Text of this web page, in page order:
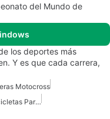
del Mundo de
los deportes más
Y es que cada carrera,
Motocross
Juegos De Carreras De Bicicletas Para Windows 7